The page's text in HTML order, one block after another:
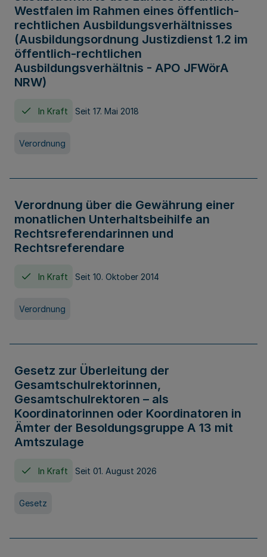
Westfalen im Rahmen eines öffentlich-
rechtlichen Ausbildungsverhältnisses
(Ausbildungsordnung Justizdienst 1.2 im
öffentlich-rechtlichen
Ausbildungsverhältnis - APO JFWörA
NRW)
In Kraft Seit 17. Mai 2018
Verordnung
Verordnung über die Gewährung einer
monatlichen Unterhaltsbeihilfe an
Rechtsreferendarinnen und
Rechtsreferendare
In Kraft Seit 10. Oktober 2014
Verordnung
Gesetz zur Überleitung der
Gesamtschulrektorinnen,
Gesamtschulrektoren – als
Koordinatorinnen oder Koordinatoren in
Ämter der Besoldungsgruppe A 13 mit
Amtszulage
In Kraft Seit 01. August 2026
Gesetz